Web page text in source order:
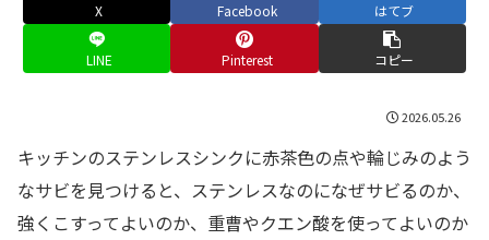
X Facebook はてブ
LINE Pinterest コピー
2026.05.26
キッチンのステンレスシンクに赤茶色の点や輪じみのよう
なサビを見つけると、ステンレスなのになぜサビるのか、
強くこすってよいのか、重曹やクエン酸を使ってよいのか